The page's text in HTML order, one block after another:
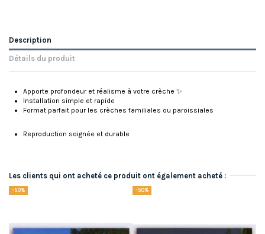
Description
Détails du produit
Apporte profondeur et réalisme à votre crèche ✨
Installation simple et rapide
Format parfait pour les crèches familiales ou paroissiales
Reproduction soignée et durable
Les clients qui ont acheté ce produit ont également acheté :
-50% -50%